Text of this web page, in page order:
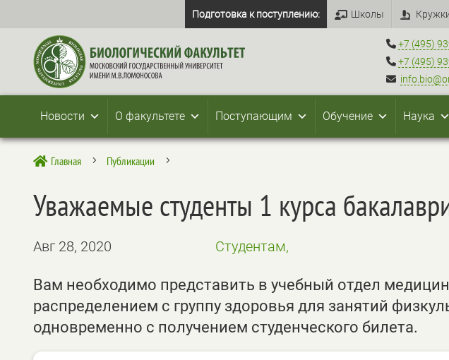
Подготовка к поступлению: Школы
+7 (495)
+7 (495)
Новости О факультете Поступающим Обучение Наука
 Главная 5 Публикации 5
Уважаемые студенты 1 курса
Авг 28, 2020 Студентам,
Вам необходимо представить в учебный отдел
распределением с группу здоровья для занятий
одновременно с получением студенческого билета.